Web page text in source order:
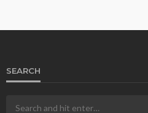
SEARCH